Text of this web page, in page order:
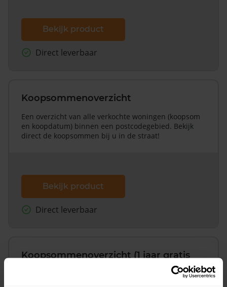
Bekijk product
Direct leverbaar
Koopsommenoverzicht
Een overzicht van alle verkochte woningen (koopsom
en koopdatum) binnen een postcodegebied. Bekijk
direct de koopsommen bij u in de straat!
Bekijk product
Direct leverbaar
Koopsommenoverzicht (1 jaar gratis